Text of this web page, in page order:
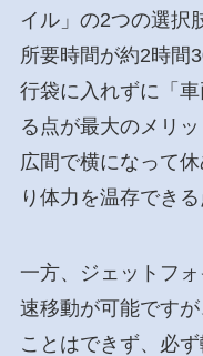
イル」の2つの選択
所要時間が約2時間
行袋に入れずに「
る点が最大のメリ
広間で横になって
り体力を温存でき
一方、ジェットフ
速移動が可能です
ことはできず、必